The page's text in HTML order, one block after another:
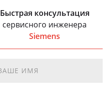
Быстрая консультация
сервисного инженера
Siemens